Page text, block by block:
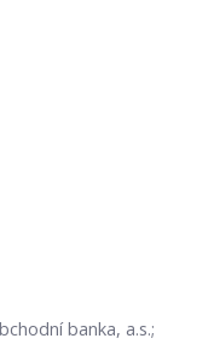
banka, a.s.;